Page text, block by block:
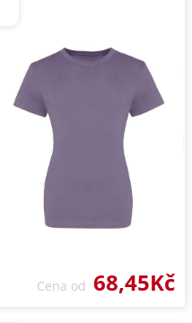
Cena od 68,45Kč